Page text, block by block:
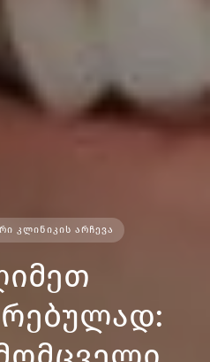
ᲙᲚᲘᲜᲘᲙᲘᲡ ᲐᲠᲩᲔᲕᲐ